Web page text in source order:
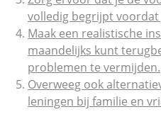
volledig begrijpt voordat
Maak een realistische
maandelijks kunt
problemen te vermijden.
Overweeg ook
leningen bij familie en